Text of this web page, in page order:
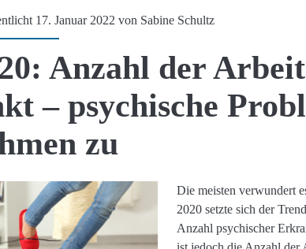
17. Januar 2022 von Sabine Schultz
Anzahl der
– psychische
zu
Die meisten verwundert
2020 setzte sich der
Anzahl psychischer